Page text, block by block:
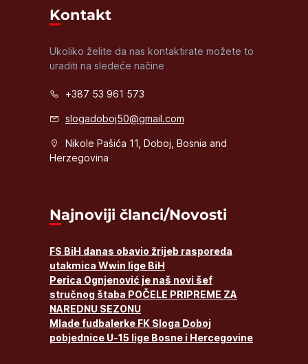
Kontakt
Ukoliko želite da nas kontaktirate možete to
uraditi na sledeće načine
+387 53 961 573
slogadoboj50@gmail.com
Nikole Pašića 11, Doboj, Bosnia and
Herzegovina
Najnoviji članci/Novosti
FS BiH danas obavio žrijeb rasporeda
utakmica Wwin lige BiH
Perica Ognjenović je naš novi šef
stručnog štaba POČELE PRIPREME ZA
NAREDNU SEZONU
Mlade fudbalerke FK Sloga Doboj
pobjednice U-15 lige Bosne i Hercegovine